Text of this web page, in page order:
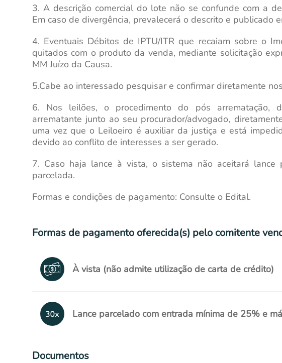
3. A descrição comercial do lote não se confunde com a
Em caso de divergência, prevalecerá o descrito e publicado
4. Eventuais Débitos de IPTU/ITR que recaiam sobre o
quitados com o produto da venda, mediante solicitação
MM Juízo da Causa.
5.Cabe ao interessado pesquisar e confirmar diretamente
6. Nos leilões, o procedimento do pós arrematação,
arrematante junto ao seu procurador/advogado,
uma vez que o Leiloeiro é auxiliar da justiça e está
devido ao conflito de interesses a ser gerado.
7. Caso haja lance à vista, o sistema não aceitará lance
parcelada.
Formas e condições de pagamento: Consulte o Edital.
Formas de pagamento oferecida(s) pelo comitente
À vista (não admite utilização de carta de crédito)
Lance parcelado com entrada mínima de 25% e
Documentos